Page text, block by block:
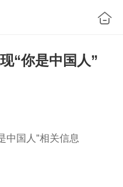
“你是中国人”
中国人”相关信息